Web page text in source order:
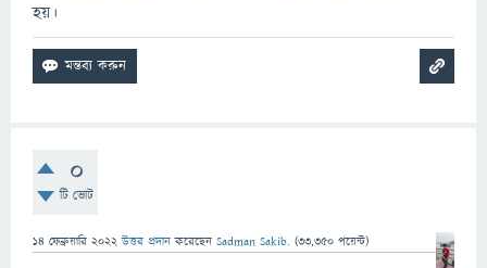
হয়।
0
টি ভোট
14 ফেব্রুয়ারি 2022 উত্তর প্রদান করেছেন Sadman Sakib. (33,350 পয়েন্ট)